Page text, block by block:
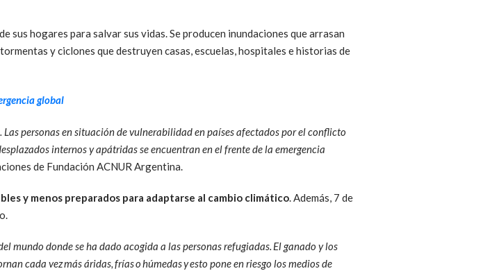
sus hogares para salvar sus vidas. Se producen inundaciones que arrasan
y ciclones que destruyen casas, escuelas, hospitales e historias de
global
personas en situación de vulnerabilidad en países afectados por el conflicto
internos y apátridas se encuentran en el frente de la emergencia
de Fundación ACNUR Argentina.
y menos preparados para adaptarse al cambio climático. Además, 7 de
mundo donde se ha dado acogida a las personas refugiadas. El ganado y los
cada vez más áridas, frías o húmedas y esto pone en riesgo los medios de